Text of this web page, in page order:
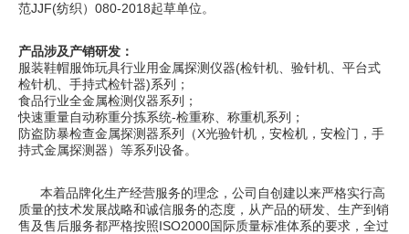
范JJF(纺织）080-2018起草单位。
产品涉及产销研发：
服装鞋帽服饰玩具行业用金属探测仪器(检针机、验针机、平台式
检针机、手持式检针器)系列；
食品行业全金属检测仪器系列；
快速重量自动称重分拣系统-检重称、称重机系列；
防盗防暴检查金属探测器系列（X光验针机，安检机，安检门，手
持式金属探测器）等系列设备。
本着品牌化生产经营服务的理念，公司自创建以来严格实行高
质量的技术发展战略和诚信服务的态度，从产品的研发、生产到销
售及售后服务都严格按照ISO2000国际质量标准体系的要求，全过